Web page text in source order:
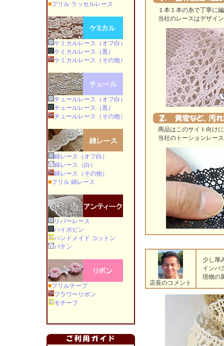
■フリル ラッセルレース
ケミカルレース（オフ白）
ケミカルレース（黒）
ケミカルレース（その他）
チュールレース（オフ白）
チュールレース（黒）
チュールレース（その他）
綿レース（オフ白）
綿レース（白）
綿レース（その他）
■フリル 綿レース
リバーレース
ハイボビン
ハンドメイド コットン
バテン
■フリルテープ
フラワーリボン
モチーフ
１本１本の糸で丁寧に編
当社のレースはデザイン
商品はこのサイト向けに
当社のトーションレース
店長のコメント
少し厚
インパ
現物の